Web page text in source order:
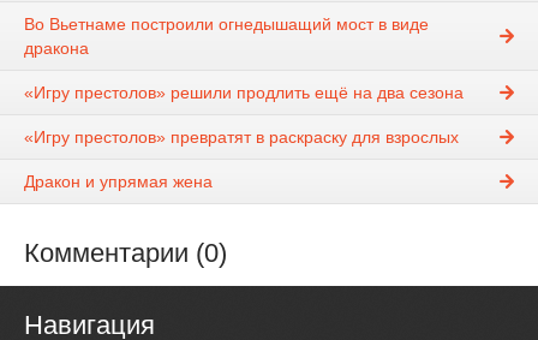
Во Вьетнаме построили огнедышащий мост в виде
дракона
«Игру престолов» решили продлить ещё на два сезона
«Игру престолов» превратят в раскраску для взрослых
Дракон и упрямая жена
Комментарии (0)
Навигация